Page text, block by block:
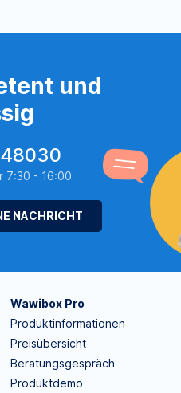
und
7:30 - 16:00
NACHRICHT
Wawibox Pro
Produktinformationen
Preisübersicht
Beratungsgespräch
Produktdemo